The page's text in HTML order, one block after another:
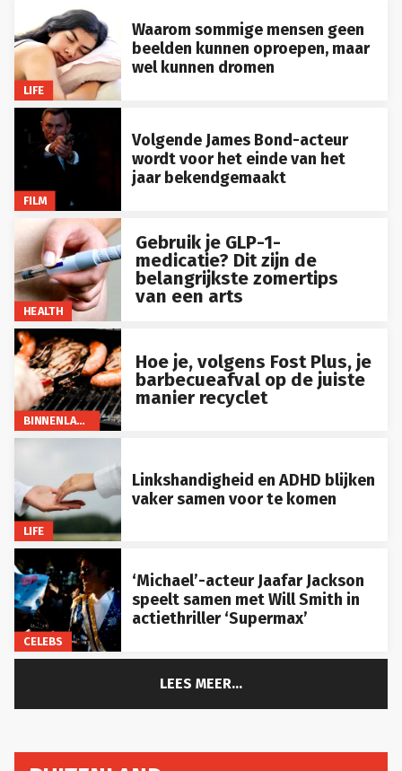
LIFE
Waarom sommige mensen geen
beelden kunnen oproepen, maar
wel kunnen dromen
FILM
Volgende James Bond-acteur
wordt voor het einde van het
jaar bekendgemaakt
HEALTH
Gebruik je GLP-1-
medicatie? Dit zijn de
belangrijkste zomertips
van een arts
BINNENLAND
Hoe je, volgens Fost Plus, je
barbecueafval op de juiste
manier recyclet
LIFE
Linkshandigheid en ADHD blijken
vaker samen voor te komen
CELEBS
‘Michael’-acteur Jaafar Jackson
speelt samen met Will Smith in
actiethriller ‘Supermax’
LEES MEER...